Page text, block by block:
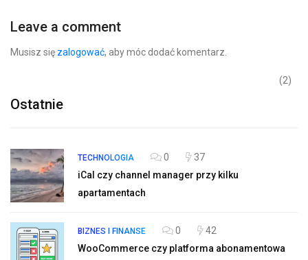
Leave a comment
Musisz się zalogować, aby móc dodać komentarz.
Ostatnie
TECHNOLOGIA 0
37
iCal czy channel manager przy kilku
apartamentach
BIZNES I FINANSE 0
42
WooCommerce czy platforma abonamentowa
(2)